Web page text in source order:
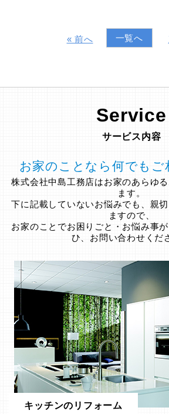
« 前へ 一覧へ
Service
サービス内容
お家のことなら何でもご
株式会社中島工務店はお家のあらゆ
ます。
下に記載していないお悩みでも、親
ますので、
お家のことでお困りごと・お悩み事
ひ、お問い合わせくだ
キッチンのリフォーム